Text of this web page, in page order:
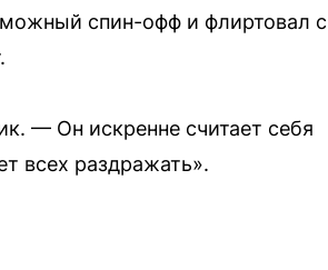
спин-офф и флиртовал с
— Он искренне считает себя
всех раздражать».